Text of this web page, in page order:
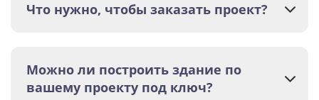
Что нужно, чтобы заказать проект?
Можно ли построить здание по
вашему проекту под ключ?